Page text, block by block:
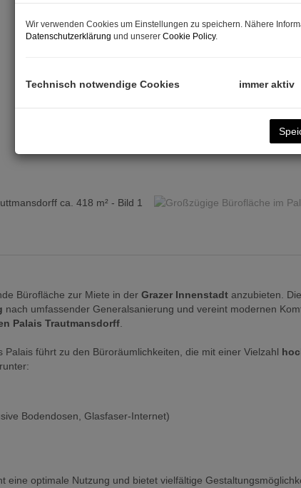
Bürofläche zur Miete in der Grazer Innenstadt anzubieten.
nach umfassender Generalsanierung und vereint modernen
Palais Trautmansdorff.
führt zu den Büroräumlichkeiten, die mit einer Vielzahl
Bodendosen, Glasfaser-Internet)
eine optimale Nutzung und bietet vielfältige
Wir verwenden Cookies um Einstellungen zu speichern. Nähere
Datenschutzerklärung und unserer Cookie Policy.
Technisch notwendige Cookies immer aktiv